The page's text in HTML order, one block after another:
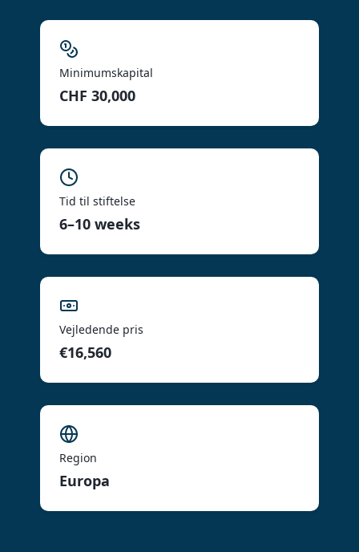
Minimumskapital
CHF 30,000
Tid til stiftelse
6–10 weeks
Vejledende pris
€16,560
Region
Europa